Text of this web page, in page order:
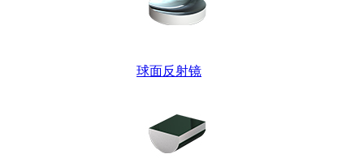
球面反射镜